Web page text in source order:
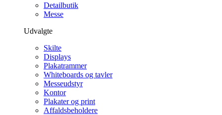
Detailbutik
Messe
Udvalgte
Skilte
Displays
Plakatrammer
Whiteboards og tavler
Messeudstyr
Kontor
Plakater og print
Affaldsbeholdere